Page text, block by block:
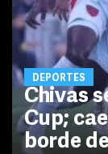
DEPORTES
Chivas
Cup;
borde